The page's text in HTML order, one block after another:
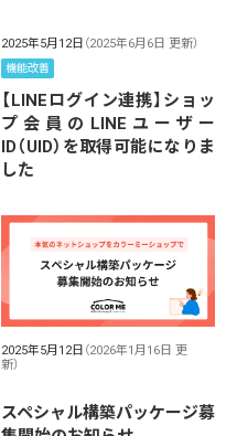
2025年5月12日 （2025年6月6日 更新）
機能改善
【LINEログイン連携】ショッ
プ会員のLINEユーザー
ID（UID）を取得可能になりま
した
2025年5月12日 （2026年1月16日 更
新）
スペシャル構築パッケージ募